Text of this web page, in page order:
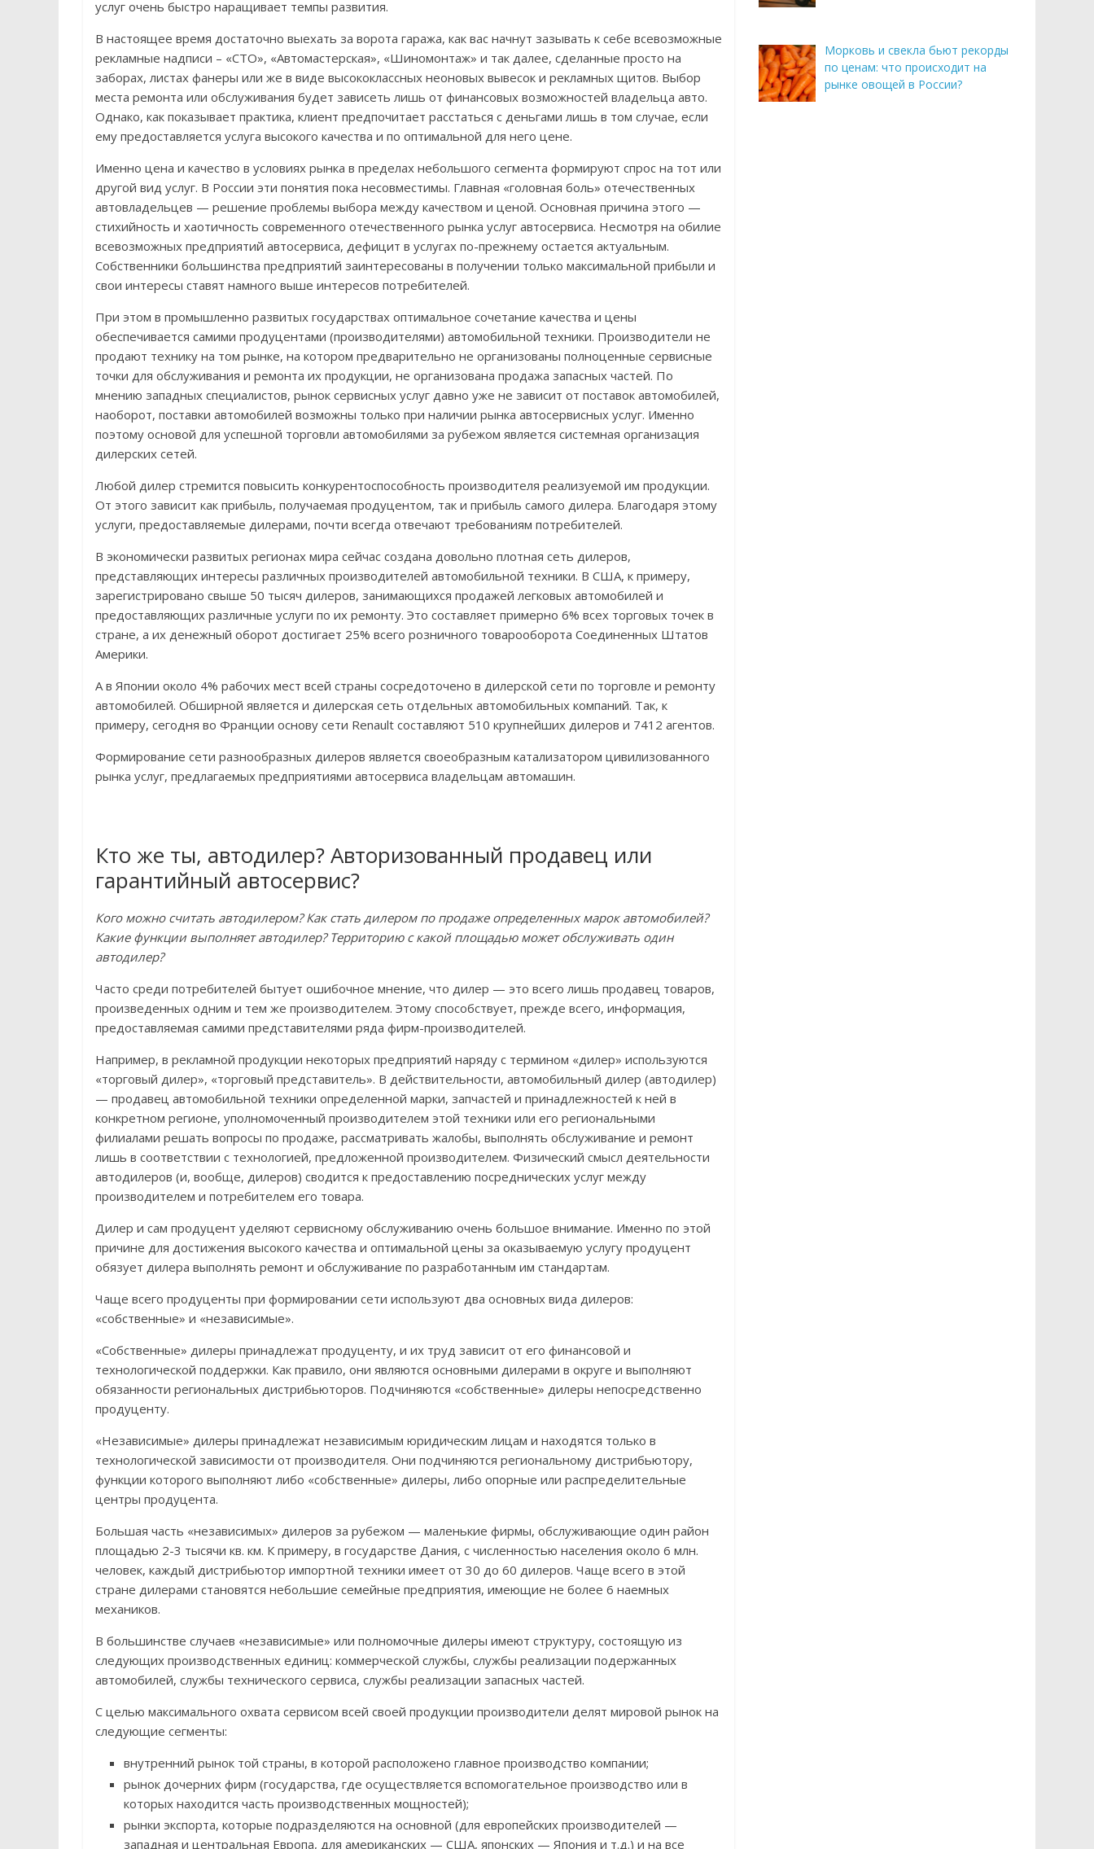
услуг очень быстро наращивает темпы развития.
В настоящее время достаточно выехать за ворота гаража, как вас начнут зазывать к себе всевозможные
рекламные надписи – «СТО», «Автомастерская», «Шиномонтаж» и так далее, сделанные просто на
заборах, листах фанеры или же в виде высококлассных неоновых вывесок и рекламных щитов. Выбор
места ремонта или обслуживания будет зависеть лишь от финансовых возможностей владельца авто.
Однако, как показывает практика, клиент предпочитает расстаться с деньгами лишь в том случае, если
ему предоставляется услуга высокого качества и по оптимальной для него цене.
Именно цена и качество в условиях рынка в пределах небольшого сегмента формируют спрос на тот или
другой вид услуг. В России эти понятия пока несовместимы. Главная «головная боль» отечественных
автовладельцев — решение проблемы выбора между качеством и ценой. Основная причина этого —
стихийность и хаотичность современного отечественного рынка услуг автосервиса. Несмотря на обилие
всевозможных предприятий автосервиса, дефицит в услугах по-прежнему остается актуальным.
Собственники большинства предприятий заинтересованы в получении только максимальной прибыли и
свои интересы ставят намного выше интересов потребителей.
При этом в промышленно развитых государствах оптимальное сочетание качества и цены
обеспечивается самими продуцентами (производителями) автомобильной техники. Производители не
продают технику на том рынке, на котором предварительно не организованы полноценные сервисные
точки для обслуживания и ремонта их продукции, не организована продажа запасных частей. По
мнению западных специалистов, рынок сервисных услуг давно уже не зависит от поставок автомобилей,
наоборот, поставки автомобилей возможны только при наличии рынка автосервисных услуг. Именно
поэтому основой для успешной торговли автомобилями за рубежом является системная организация
дилерских сетей.
Любой дилер стремится повысить конкурентоспособность производителя реализуемой им продукции.
От этого зависит как прибыль, получаемая продуцентом, так и прибыль самого дилера. Благодаря этому
услуги, предоставляемые дилерами, почти всегда отвечают требованиям потребителей.
В экономически развитых регионах мира сейчас создана довольно плотная сеть дилеров,
представляющих интересы различных производителей автомобильной техники. В США, к примеру,
зарегистрировано свыше 50 тысяч дилеров, занимающихся продажей легковых автомобилей и
предоставляющих различные услуги по их ремонту. Это составляет примерно 6% всех торговых точек в
стране, а их денежный оборот достигает 25% всего розничного товарооборота Соединенных Штатов
Америки.
А в Японии около 4% рабочих мест всей страны сосредоточено в дилерской сети по торговле и ремонту
автомобилей. Обширной является и дилерская сеть отдельных автомобильных компаний. Так, к
примеру, сегодня во Франции основу сети Renault составляют 510 крупнейших дилеров и 7412 агентов.
Формирование сети разнообразных дилеров является своеобразным катализатором цивилизованного
рынка услуг, предлагаемых предприятиями автосервиса владельцам автомашин.
Кто же ты, автодилер? Авторизованный продавец или
гарантийный автосервис?
Кого можно считать автодилером? Как стать дилером по продаже определенных марок автомобилей?
Какие функции выполняет автодилер? Территорию с какой площадью может обслуживать один
автодилер?
Часто среди потребителей бытует ошибочное мнение, что дилер — это всего лишь продавец товаров,
произведенных одним и тем же производителем. Этому способствует, прежде всего, информация,
предоставляемая самими представителями ряда фирм-производителей.
Например, в рекламной продукции некоторых предприятий наряду с термином «дилер» используются
«торговый дилер», «торговый представитель». В действительности, автомобильный дилер (автодилер)
— продавец автомобильной техники определенной марки, запчастей и принадлежностей к ней в
конкретном регионе, уполномоченный производителем этой техники или его региональными
филиалами решать вопросы по продаже, рассматривать жалобы, выполнять обслуживание и ремонт
лишь в соответствии с технологией, предложенной производителем. Физический смысл деятельности
автодилеров (и, вообще, дилеров) сводится к предоставлению посреднических услуг между
производителем и потребителем его товара.
Дилер и сам продуцент уделяют сервисному обслуживанию очень большое внимание. Именно по этой
причине для достижения высокого качества и оптимальной цены за оказываемую услугу продуцент
обязует дилера выполнять ремонт и обслуживание по разработанным им стандартам.
Чаще всего продуценты при формировании сети используют два основных вида дилеров:
«собственные» и «независимые».
«Собственные» дилеры принадлежат продуценту, и их труд зависит от его финансовой и
технологической поддержки. Как правило, они являются основными дилерами в округе и выполняют
обязанности региональных дистрибьюторов. Подчиняются «собственные» дилеры непосредственно
продуценту.
«Независимые» дилеры принадлежат независимым юридическим лицам и находятся только в
технологической зависимости от производителя. Они подчиняются региональному дистрибьютору,
функции которого выполняют либо «собственные» дилеры, либо опорные или распределительные
центры продуцента.
Большая часть «независимых» дилеров за рубежом — маленькие фирмы, обслуживающие один район
площадью 2-3 тысячи кв. км. К примеру, в государстве Дания, с численностью населения около 6 млн.
человек, каждый дистрибьютор импортной техники имеет от 30 до 60 дилеров. Чаще всего в этой
стране дилерами становятся небольшие семейные предприятия, имеющие не более 6 наемных
механиков.
В большинстве случаев «независимые» или полномочные дилеры имеют структуру, состоящую из
следующих производственных единиц: коммерческой службы, службы реализации подержанных
автомобилей, службы технического сервиса, службы реализации запасных частей.
С целью максимального охвата сервисом всей своей продукции производители делят мировой рынок на
следующие сегменты:
внутренний рынок той страны, в которой расположено главное производство компании;
рынок дочерних фирм (государства, где осуществляется вспомогательное производство или в
которых находится часть производственных мощностей);
рынки экспорта, которые подразделяются на основной (для европейских производителей —
западная и центральная Европа, для американских — США, японских — Япония и т.д.) и на все
Морковь и свекла бьют рекорды
по ценам: что происходит на
рынке овощей в России?